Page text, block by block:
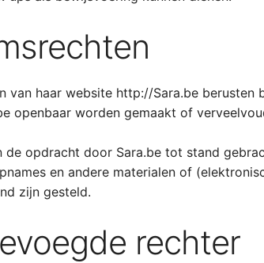
haar website http://Sara.be berusten
openbaar worden gemaakt of
opdracht door Sara.be tot stand
en andere materialen of
zijn gesteld.
rechter